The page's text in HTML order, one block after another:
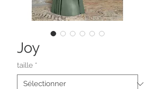
Joy
taille *